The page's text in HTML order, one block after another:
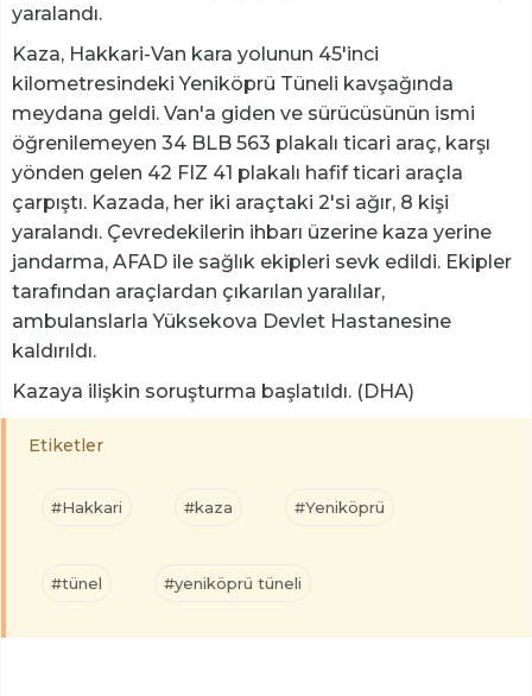
yaralandı.
Kaza, Hakkari-Van kara yolunun 45'inci
kilometresindeki Yeniköprü Tüneli kavşağında
meydana geldi. Van'a giden ve sürücüsünün ismi
öğrenilemeyen 34 BLB 563 plakalı ticari araç, karşı
yönden gelen 42 FIZ 41 plakalı hafif ticari araçla
çarpıştı. Kazada, her iki araçtaki 2'si ağır, 8 kişi
yaralandı. Çevredekilerin ihbarı üzerine kaza yerine
jandarma, AFAD ile sağlık ekipleri sevk edildi. Ekipler
tarafından araçlardan çıkarılan yaralılar,
ambulanslarla Yüksekova Devlet Hastanesine
kaldırıldı.
Kazaya ilişkin soruşturma başlatıldı. (DHA)
Etiketler
#Hakkari #kaza #Yeniköprü
#tünel #yeniköprü tüneli